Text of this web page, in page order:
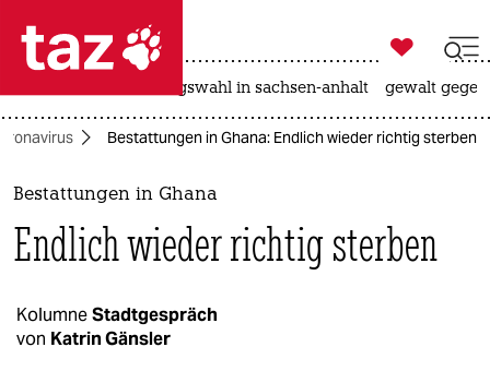
 taz zahl ich
taz zahl ich
themen
politik
gesellschaft

taz zahl ich
landtagswahl in sachsen-anhalt gewalt
Bestattungen in Ghana: Endlich wieder richtig sterben
Bestattungen in Ghana
Endlich wieder richtig sterben
KolumneStadtgespräch
von Katrin Gänsler